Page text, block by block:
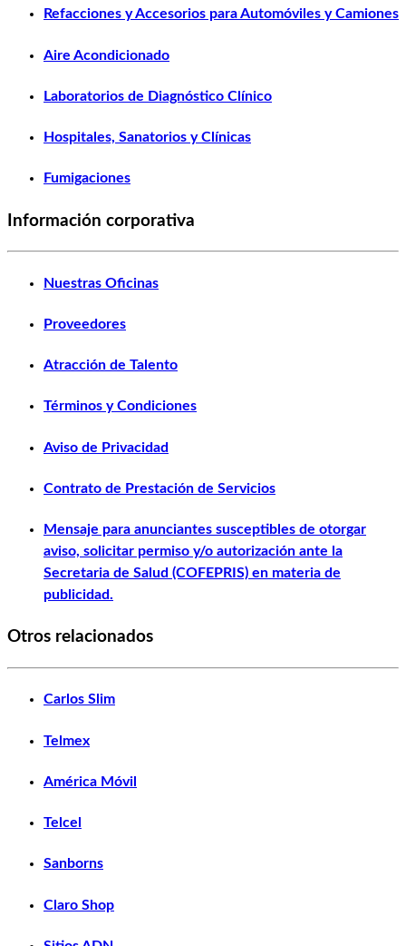
Refacciones y Accesorios para Automóviles y Camiones
Aire Acondicionado
Laboratorios de Diagnóstico Clínico
Hospitales, Sanatorios y Clínicas
Fumigaciones
Información corporativa
Nuestras Oficinas
Proveedores
Atracción de Talento
Términos y Condiciones
Aviso de Privacidad
Contrato de Prestación de Servicios
Mensaje para anunciantes susceptibles de otorgar
aviso, solicitar permiso y/o autorización ante la
Secretaria de Salud (COFEPRIS) en materia de
publicidad.
Otros relacionados
Carlos Slim
Telmex
América Móvil
Telcel
Sanborns
Claro Shop